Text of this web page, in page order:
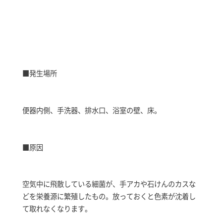
■発生場所
便器内側、手洗器、排水口、浴室の壁、床。
■原因
空気中に飛散している細菌が、手アカや石けんのカスな
どを栄養源に繁殖したもの。放っておくと色素が沈着し
て取れなくなります。